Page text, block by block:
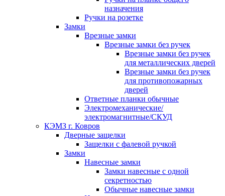
назначения
Ручки на розетке
Замки
Врезные замки
Врезные замки без ручек
Врезные замки без ручек
для металлических дверей
Врезные замки без ручек
для противопожарных
дверей
Ответные планки обычные
Электромеханические/
электромагнитные/СКУД
КЭМЗ г. Ковров
Дверные защелки
Защелки с фалевой ручкой
Замки
Навесные замки
Замки навесные с одной
секретностью
Обычные навесные замки